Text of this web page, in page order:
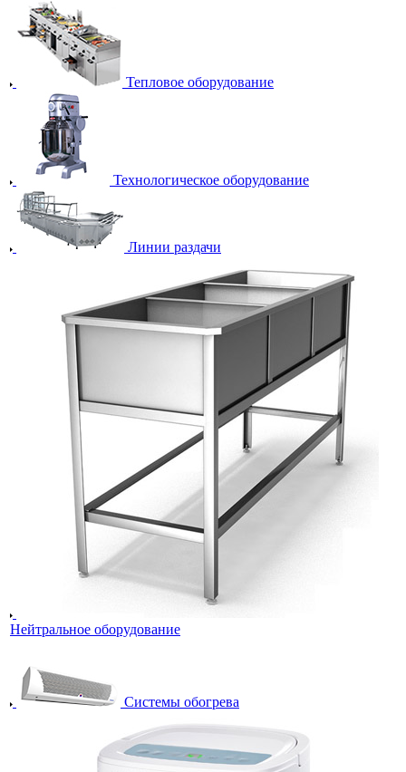
Тепловое оборудование
Технологическое оборудование
Линии раздачи
Нейтральное оборудование
Системы обогрева